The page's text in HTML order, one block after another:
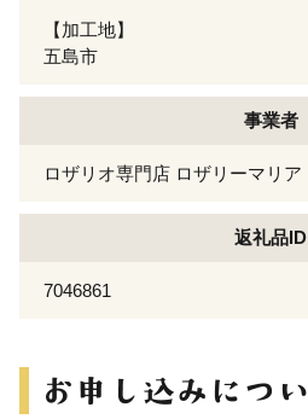
【加工地】
五島市
事業者
ロザリオ専門店 ロザリーマリア
返礼品ID
7046861